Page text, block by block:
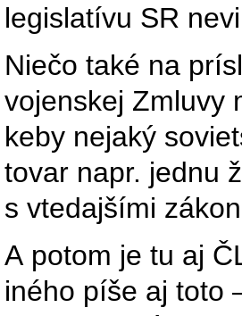
legislatívu SR
Niečo také na
vojenskej Zmluvy
keby nejaký
tovar napr. jednu
s vtedajšími
A potom je tu aj
iného píše aj toto